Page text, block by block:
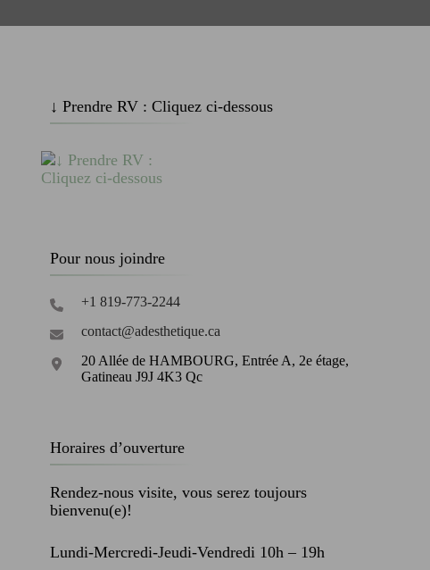
↓ Prendre RV : Cliquez ci-dessous
Pour nous joindre
+1 819-773-2244
contact@adesthetique.ca
20 Allée de HAMBOURG, Entrée A, 2e étage,
Gatineau J9J 4K3 Qc
Horaires d’ouverture
Rendez-nous visite, vous serez toujours
bienvenu(e)!
Lundi-Mercredi-Jeudi-Vendredi 10h – 19h